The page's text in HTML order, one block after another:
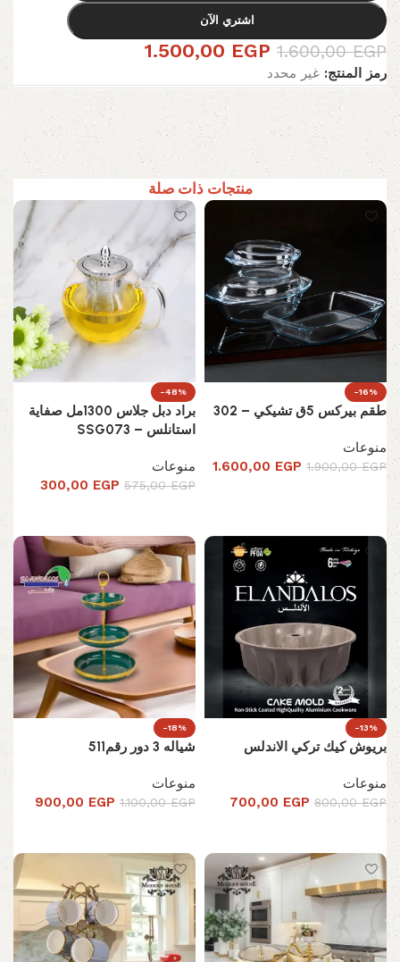
اشتري الآن
1.600,00EGP
1.500,00 EGP
رمز المنتج: غير محدد
منتجات ذات صلة
-16%
طقم بيركس 5ق تشيكي – 302
منوعات
1.900,00EGP
1.600,00 EGP
-48%
براد دبل جلاس 1300مل صفاية
استانلس – SSG073
منوعات
575,00EGP
300,00 EGP
-13%
بريوش كيك تركي الاندلس
منوعات
800,00EGP
700,00 EGP
-18%
شياله 3 دور رقم511
منوعات
1.100,00EGP
900,00 EGP